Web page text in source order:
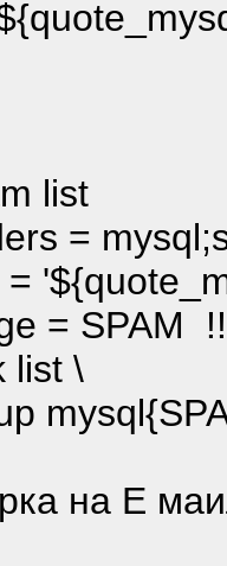
list
=
= SPAM
list \
на Е